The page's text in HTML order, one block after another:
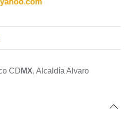
CD MX, Alcaldía Alvaro